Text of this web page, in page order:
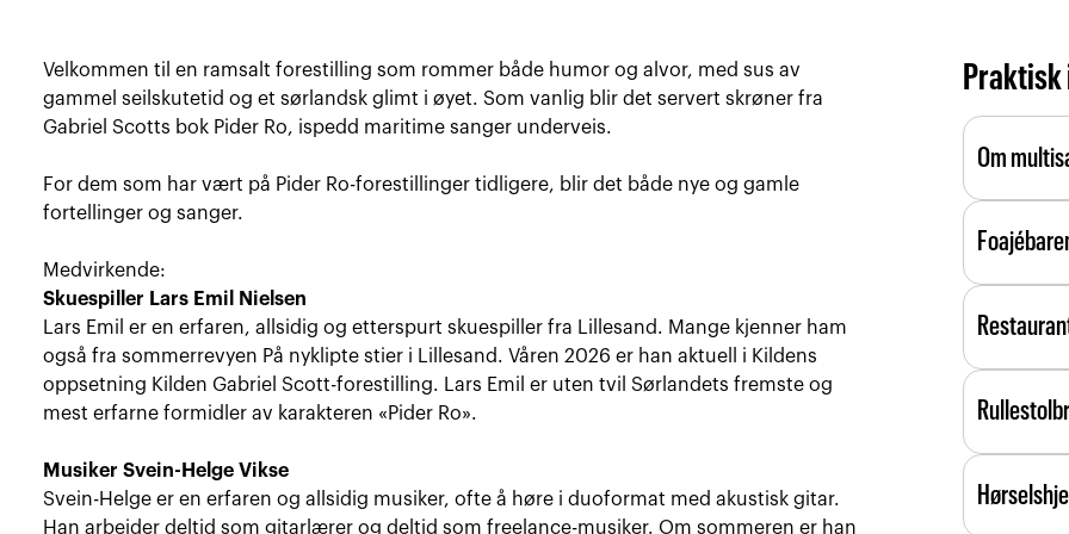
Velkommen til en ramsalt forestilling som rommer både humor og alvor, med sus av
gammel seilskutetid og et sørlandsk glimt i øyet. Som vanlig blir det servert skrøner fra
Gabriel Scotts bok Pider Ro, ispedd maritime sanger underveis.
For dem som har vært på Pider Ro-forestillinger tidligere, blir det både nye og gamle
fortellinger og sanger.
Medvirkende:
Skuespiller Lars Emil Nielsen
Lars Emil er en erfaren, allsidig og etterspurt skuespiller fra Lillesand. Mange kjenner ham
også fra sommerrevyen På nyklipte stier i Lillesand. Våren 2026 er han aktuell i Kildens
oppsetning Kilden Gabriel Scott-forestilling. Lars Emil er uten tvil Sørlandets fremste og
mest erfarne formidler av karakteren «Pider Ro».
Musiker Svein-Helge Vikse
Svein-Helge er en erfaren og allsidig musiker, ofte å høre i duoformat med akustisk gitar.
Han arbeider deltid som gitarlærer og deltid som freelance-musiker. Om sommeren er han
Om
nærmer
lokale
Reserver